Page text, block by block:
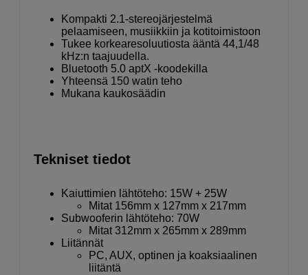
Kompakti 2.1-stereojärjestelmä
pelaamiseen, musiikkiin ja kotitoimistoon
Tukee korkearesoluutiosta ääntä 44,1/48
kHz:n taajuudella.
Bluetooth 5.0 aptX -koodekilla
Yhteensä 150 watin teho
Mukana kaukosäädin
Tekniset tiedot
Kaiuttimien lähtöteho: 15W + 25W
Mitat 156mm x 127mm x 217mm
Subwooferin lähtöteho: 70W
Mitat 312mm x 265mm x 289mm
Liitännät
PC, AUX, optinen ja koaksiaalinen
liitäntä